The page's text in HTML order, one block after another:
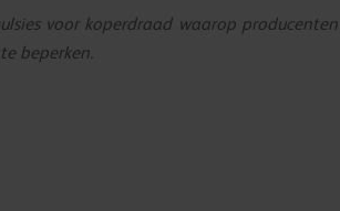
voor koperdraad waarop
beperken.